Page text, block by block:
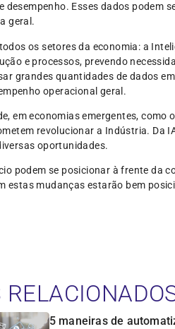
Esses dados podem
geral.
os setores da economia: a
e processos, prevendo
grandes quantidades de dados
operacional geral.
em economias emergentes, como
revolucionar a Indústria. Da
oportunidades.
podem se posicionar à frente da
estas mudanças estarão bem
5 maneiras de